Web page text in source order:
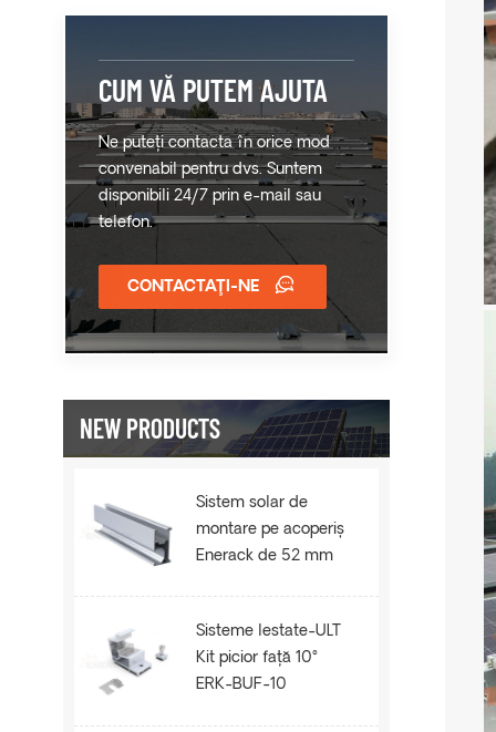
CUM VĂ PUTEM AJUTA
Ne puteți contacta în orice mod
convenabil pentru dvs. Suntem
disponibili 24/7 prin e-mail sau
telefon.
CONTACTAŢI-NE
NEW PRODUCTS
Sistem solar de
montare pe acoperiș
Enerack de 52 mm
Sisteme lestate-ULT
Kit picior față 10°
ERK-BUF-10